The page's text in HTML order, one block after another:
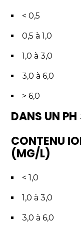
< 0,5
0,5 à 1,0
1,0 à 3,0
3,0 à 6,0
> 6,0
DANS UN
CONTENU
(MG/L)
< 1,0
1,0 à 3,0
3,0 à 6,0